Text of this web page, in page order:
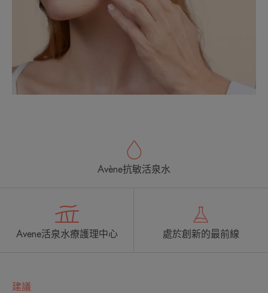
Avène抗敏活泉水
Avene活泉水療護理中心 處於創新的最前線
建議